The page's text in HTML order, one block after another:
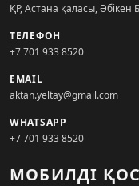
ҚР, Астана қаласы, Әбікен
ТЕЛЕФОН
+7 701 933 8520
EMAIL
aktan.yeltay@gmail.com
WHATSAPP
+7 701 933 8520
МОБИЛДІ